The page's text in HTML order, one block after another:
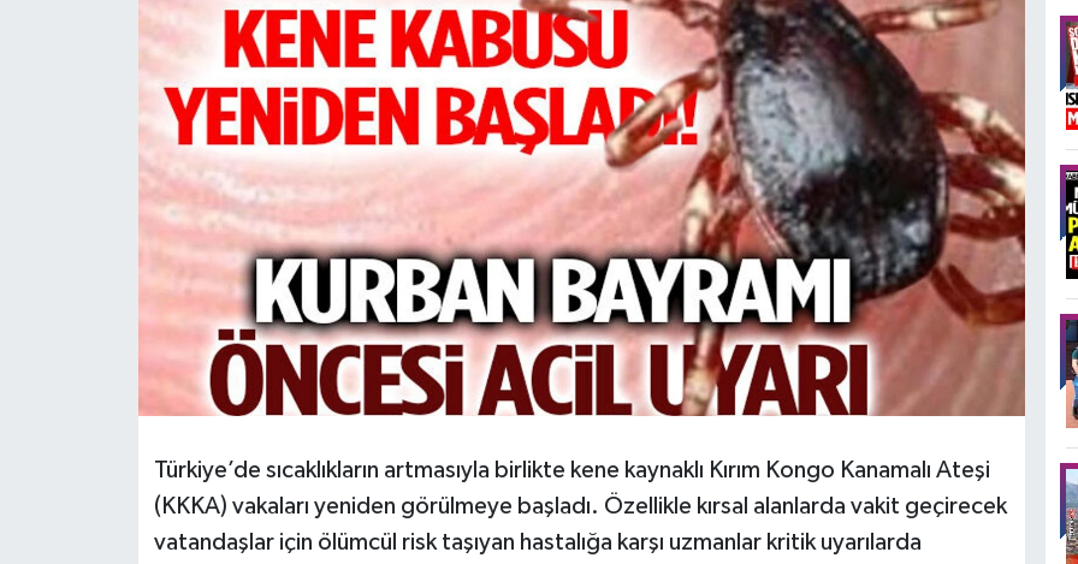
Türkiye’de sıcaklıkların artmasıyla birlikte kene kaynaklı Kırım Kongo Kanamalı Ateşi
(KKKA) vakaları yeniden görülmeye başladı. Özellikle kırsal alanlarda vakit geçirecek
vatandaşlar için ölümcül risk taşıyan hastalığa karşı uzmanlar kritik uyarılarda
KÜLTÜR SANAT
MAGAZİN
RESMİ İLANLAR